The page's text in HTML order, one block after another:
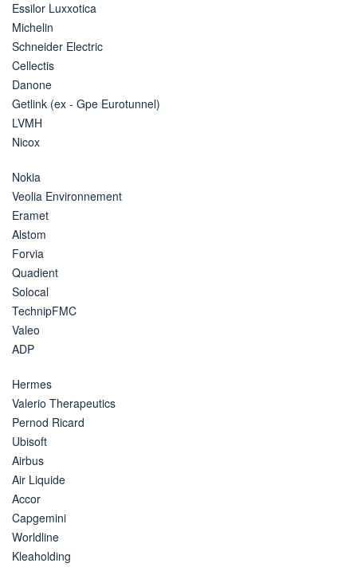
Essilor Luxxotica
Michelin
Schneider Electric
Cellectis
Danone
Getlink (ex - Gpe Eurotunnel)
LVMH
Nicox
Nokia
Veolia Environnement
Eramet
Alstom
Forvia
Quadient
Solocal
TechnipFMC
Valeo
ADP
Hermes
Valerio Therapeutics
Pernod Ricard
Ubisoft
Airbus
Air Liquide
Accor
Capgemini
Worldline
Kleaholding